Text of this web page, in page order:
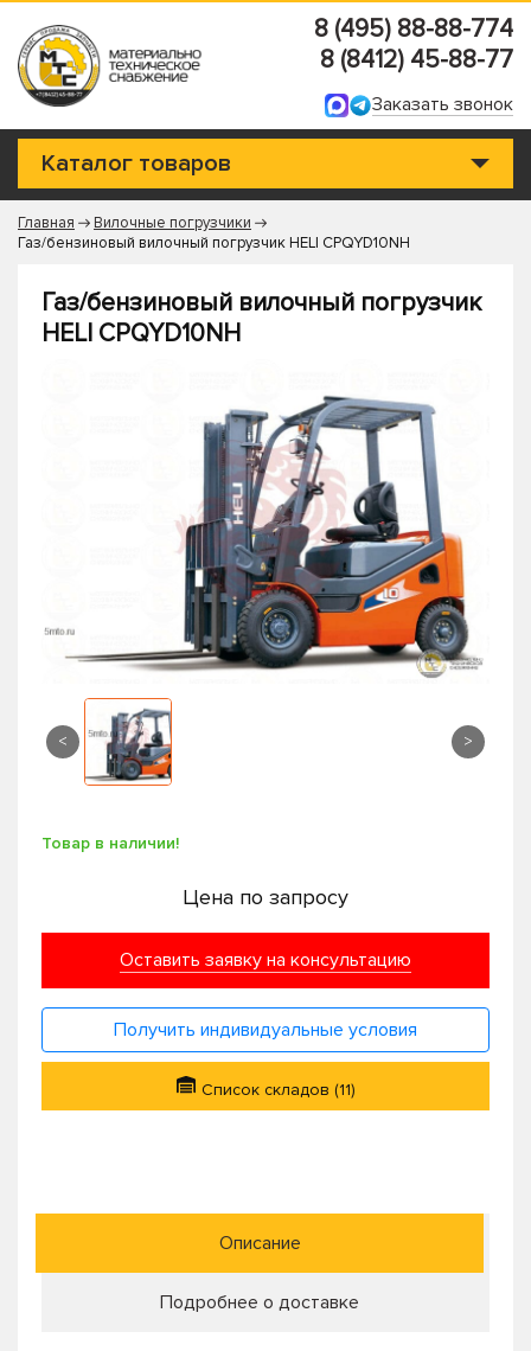
8 (495) 88-88-774
8 (8412) 45-88-77
Заказать звонок
Каталог товаров
Главная
Вилочные погрузчики
Газ/бензиновый вилочный погрузчик HELI CPQYD10NH
Газ/бензиновый вилочный погрузчик
HELI CPQYD10NH
< >
Товар в наличии!
Цена по запросу
Оставить заявку на консультацию
Получить индивидуальные условия
Список складов (11)
Описание
Подробнее о доставке